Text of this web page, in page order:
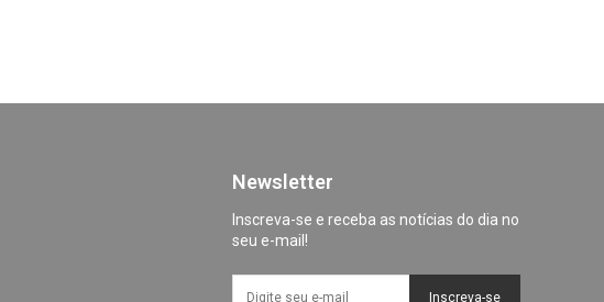
Newsletter
Inscreva-se e receba as notícias do dia no
seu e-mail!
Inscreva-se